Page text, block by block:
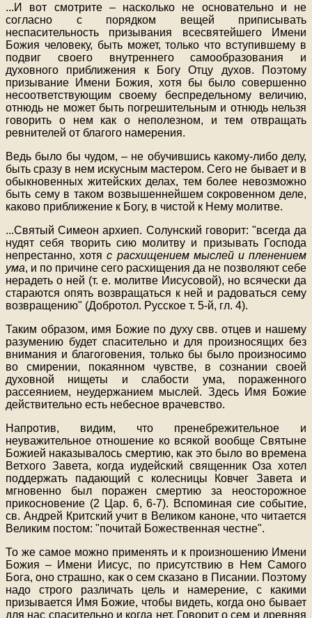
...И вот смотрите – насколько не основательно и не
согласно с порядком вещей приписывать
неспасительность призывания всесвятейшего Имени
Божия человеку, быть может, только что вступившему в
подвиг своего внутреннего самообразования и
духовного приближения к Богу Отцу духов. Поэтому
призывание Имени Божия, хотя бы было совершенно
несоответствующим своему беспредельному величию,
отнюдь не может быть погрешительным и отнюдь нельзя
говорить о нем как о неполезном, и тем отвращать
ревнителей от благого намерения.
Ведь было бы чудом, – не обучившись какому-либо делу,
быть сразу в нем искусным мастером. Сего не бывает и в
обыкновенных житейских делах, тем более невозможно
быть сему в таком возвышеннейшем сокровенном деле,
каково приближение к Богу, в чистой к Нему молитве.
...Святый Симеон архиеп. Солунский говорит: "всегда да
нудят себя творить сию молитву и призывать Господа
непрестанно, хотяс расхищением мыслей и пленением
ума, и по причине сего расхищения да не позволяют себе
нерадеть о ней (т. е. молитве Иисусовой), но всячески да
стараются опять возвращаться к ней и радоваться сему
возвращению" (Добротол. Русское т. 5-й, гл. 4).
Таким образом, имя Божие по духу свв. отцев и нашему
разумению будет спасительно и для произносящих без
внимания и благоговения, только бы было произносимо
во смирении, покаянном чувстве, в сознании своей
духовной нищеты и слабости ума, пораженного
рассеянием, неудержанием мыслей. Здесь Имя Божие
действительно есть небесное врачевство.
Напротив, видим, что пренебрежительное и
неуважительное отношение ко всякой вообще Святыне
Божией наказывалось смертию, как это было во времена
Ветхого Завета, когда иудейский священник Оза хотел
поддержать падающий с колесницы Ковчег Завета и
мгновенно был поражен смертию за неосторожное
прикосновение (2 Цар. 6, 6-7). Вспоминая сие событие,
св. Андрей Критский учит в Великом каноне, что читается
Великим постом: "почитай Божественная честне".
То же самое можно применять и к произношению Имени
Божия – Имени Иисус, по присутствию в Нем Самого
Бога, оно страшно, как о сем сказано в Писании. Поэтому
надо строго различать цель и намерение, с какими
призывается Имя Божие, чтобы видеть, когда оно бывает
для нас спасительно и когда нет. Говорит о сем и древняя